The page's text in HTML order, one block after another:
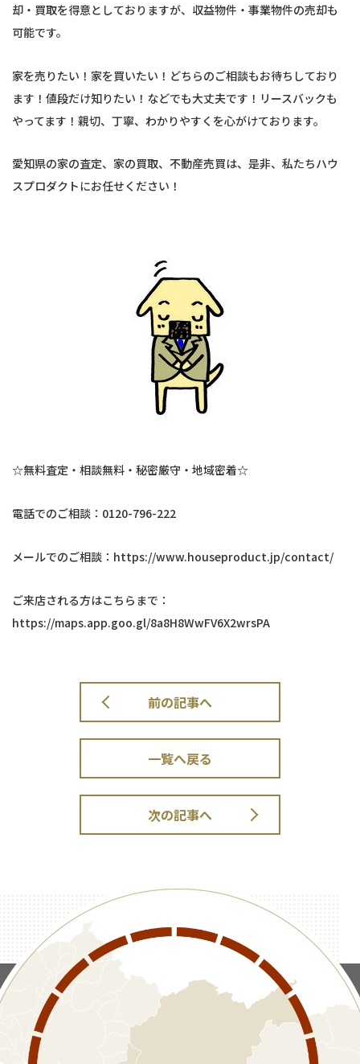
却・買取を得意としておりますが、収益物件・事業物件の売却も
可能です。
家を売りたい！家を買いたい！どちらのご相談もお待ちしており
ます！値段だけ知りたい！などでも大丈夫です！リースバックも
やってます！親切、丁寧、わかりやすくを心がけております。
愛知県の家の査定、家の買取、不動産売買は、是非、私たちハウ
スプロダクトにお任せください！
☆無料査定・相談無料・秘密厳守・地域密着☆
電話でのご相談：0120-796-222
メールでのご相談：https://www.houseproduct.jp/contact/
ご来店される方はこちらまで：
https://maps.app.goo.gl/8a8H8WwFV6X2wrsPA
前の記事へ
一覧へ戻る
次の記事へ